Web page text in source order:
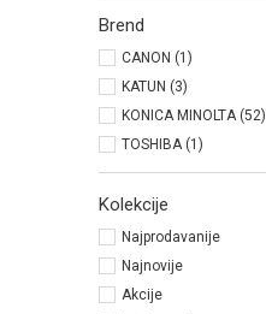
Brend
CANON (1)
KATUN (3)
KONICA MINOLTA (52)
TOSHIBA (1)
Kolekcije
Najprodavanije
Najnovije
Akcije